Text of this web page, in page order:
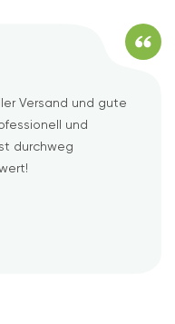
Versand und gute
und
durchweg